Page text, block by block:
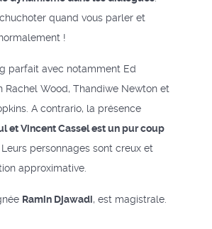
quand vous parler et
!
parfait avec notamment Ed
Rachel Wood, Thandiwe Newton et
A contrario, la présence
et Vincent Cassel est un pur coup
Leurs personnages sont creux et
approximative.
Ramin Djawadi, est magistrale.